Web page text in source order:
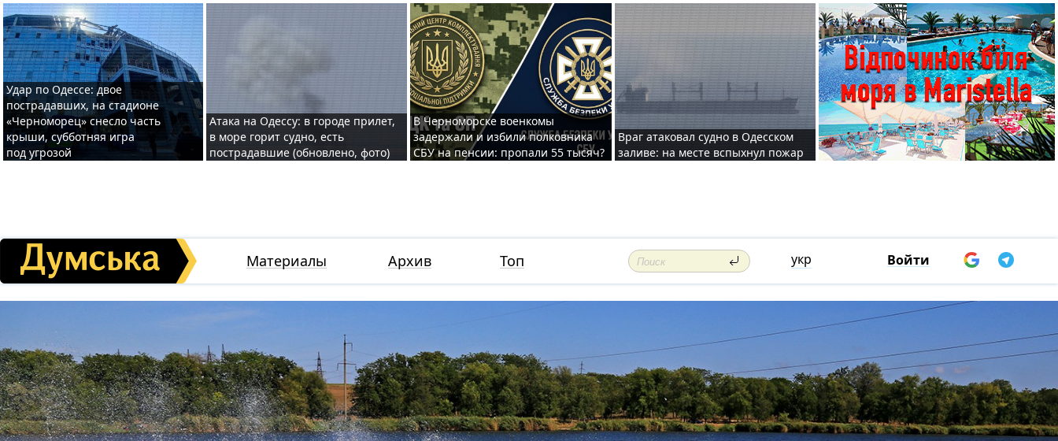
Удар по Одессе: двое
пострадавших, на стадионе
«Черноморец» снесло часть
крыши, субботняя игра
под угрозой
Атака на Одессу: в городе прилет,
в море горит судно, есть
пострадавшие (обновлено, фото)
В Черноморске военкомы
задержали и избили полковника
СБУ на пенсии: пропали 55 тысяч?
Враг атаковал судно в Одесском
заливе: на месте вспыхнул пожар
Материалы Архив Топ укр Войти